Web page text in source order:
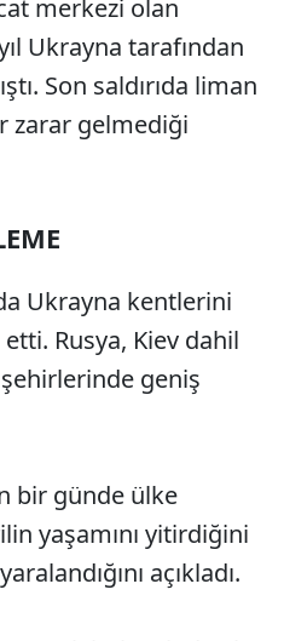
merkezi olan
Ukrayna tarafından
Son saldırıda liman
zarar gelmediği
Ukrayna kentlerini
Rusya, Kiev dahil
geniş
bir günde ülke
yaşamını yitirdiğini
açıkladı.